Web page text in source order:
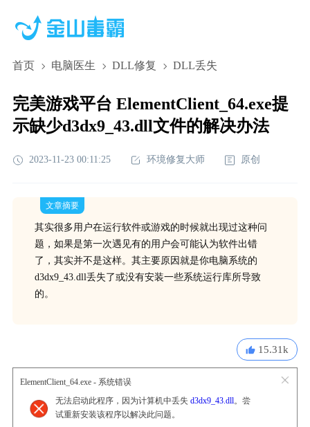
首页 电脑医生 DLL修复 DLL丢失
完美游戏平台 ElementClient_64.exe提
示缺少d3dx9_43.dll文件的解决办法
2023-11-23 00:11:25 环境修复大师 原创
文章摘要
其实很多用户在运行软件或游戏的时候就出现过这种问
题，如果是第一次遇见有的用户会可能认为软件出错
了，其实并不是这样。其主要原因就是你电脑系统的
d3dx9_43.dll丢失了或没有安装一些系统运行库所导致
的。
15.31k
ElementClient_64.exe - 系统错误
无法启动此程序，因为计算机中丢失 d3dx9_43.dll。尝
试重新安装该程序以解决此问题。